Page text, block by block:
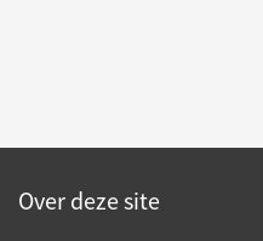
Over deze site